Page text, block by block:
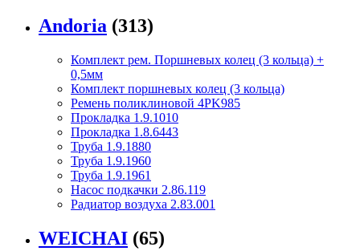
Andoria (313)
Комплект рем. Поршневых колец (3 кольца) +
0,5мм
Комплект поршневых колец (3 кольца)
Ремень поликлиновой 4PK985
Прокладка 1.9.1010
Прокладка 1.8.6443
Труба 1.9.1880
Труба 1.9.1960
Труба 1.9.1961
Насос подкачки 2.86.119
Радиатор воздуха 2.83.001
WEICHAI (65)